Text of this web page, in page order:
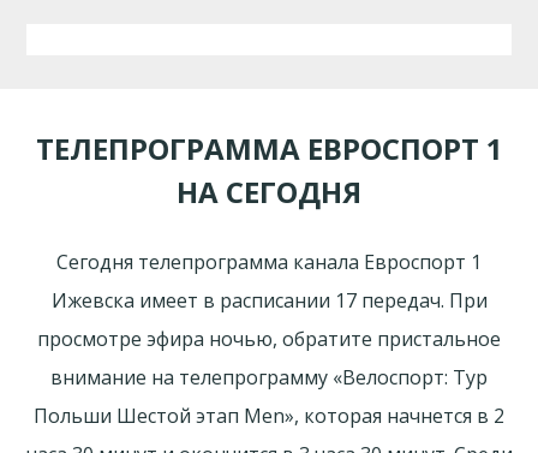
ТЕЛЕПРОГРАММА ЕВРОСПОРТ 1
НА СЕГОДНЯ
Сегодня телепрограмма канала Евроспорт 1
Ижевска имеет в расписании 17 передач. При
просмотре эфира ночью, обратите пристальное
внимание на телепрограмму «Велоспорт: Тур
Польши Шестой этап Men», которая начнется в 2